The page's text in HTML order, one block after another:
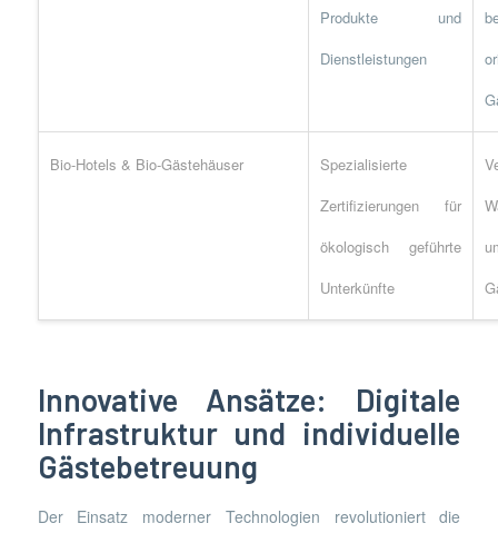
Produkte und
Dienstleistungen
Bio-Hotels & Bio-Gästehäuser
Spezialisierte
Zertifizierungen für
ökologisch geführte
Unterkünfte
Innovative Ansätze: Digitale
Infrastruktur und individuelle
Gästebetreuung
Der Einsatz moderner Technologien revolutioniert die